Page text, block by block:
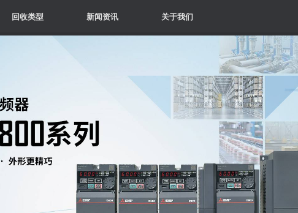
回收类型 新闻资讯 关于我们